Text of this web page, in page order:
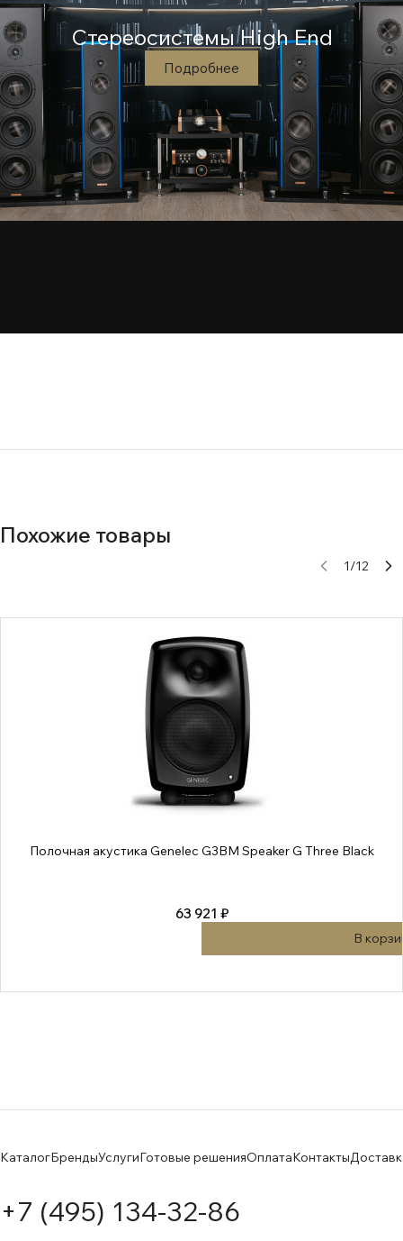
Стереосистемы High End
Подробнее
Похожие товары
1/12
Полочная акустика Genelec G3BM Speaker G Three Black
63 921 ₽
В
КаталогБрендыУслугиГотовые решенияОплатаКонтакты
+7 (495) 134-32-86